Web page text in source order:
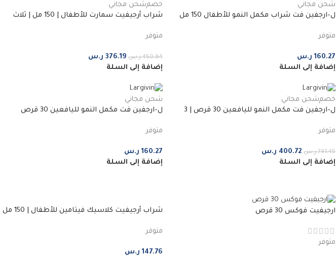
شحن مجاني
ل-ارجفين فت شراب مكمل النمو للأطفال 150 مل
متوفر
160.27 ر.س
إضافة إلى السلة
خصمشحن مجاني
شراب أرجيفيت سمارت للأطفال | 150 مل | ثلاث
متوفر
450.84 ر.س 376.19 ر.س
إضافة إلى السلة
خصمشحن مجاني
ل-ارجفين فت مكمل النمو لليافعين 30 قرص | 3
متوفر
791.45 ر.س 400.72 ر.س
إضافة إلى السلة
شحن مجاني
ل-ارجفين فت مكمل النمو لليافعين 30 قرص
متوفر
160.27 ر.س
إضافة إلى السلة
ارجيفيت فوكس 30 قرص
متوفر
شراب أرجيفيت كلاسيك فيتامين للأطفال | 150 مل
متوفر
147.76 ر.س